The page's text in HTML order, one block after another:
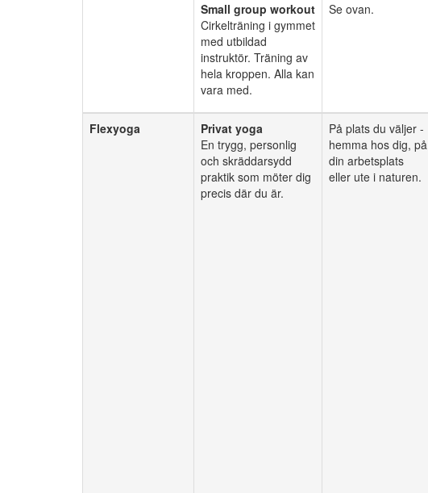
Small group workout
Cirkelträning i gymmet
med utbildad
instruktör. Träning av
hela kroppen. Alla kan
vara med.
Se ovan.
Flexyoga
Privat yoga
En trygg, personlig
och skräddarsydd
praktik som möter dig
precis där du är.
På plats du väljer -
hemma hos dig, på
din arbetsplats
eller ute i naturen.